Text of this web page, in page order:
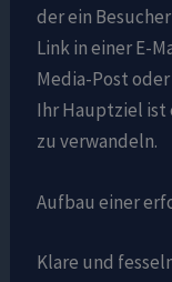
der ein
Link in einer E-
Media-Post
Ihr Hauptziel ist
zu verwandeln.
Aufbau einer
Klare und